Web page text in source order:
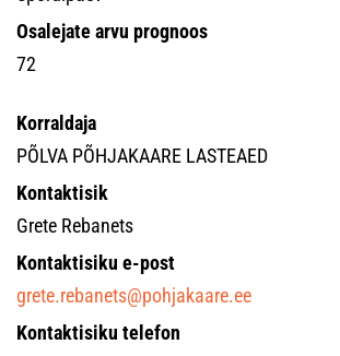
Osalejate arvu prognoos
72
Korraldaja
PÕLVA PÕHJAKAARE LASTEAED
Kontaktisik
Grete Rebanets
Kontaktisiku e-post
grete.rebanets@pohjakaare.ee
Kontaktisiku telefon